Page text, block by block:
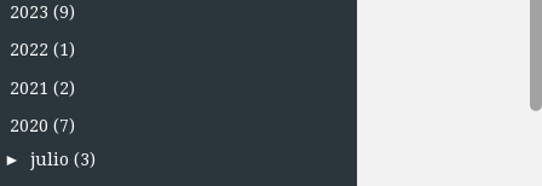
2023 (9)
2022 (1)
2021 (2)
2020 (7)
► julio (3)